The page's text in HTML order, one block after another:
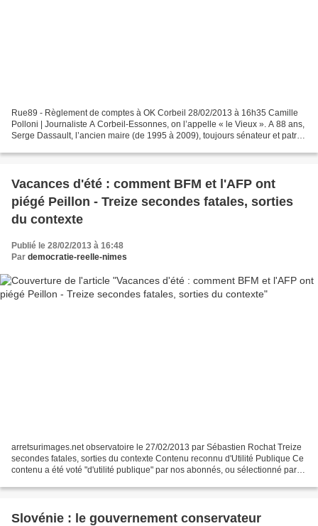
Rue89 - Règlement de comptes à OK Corbeil 28/02/2013 à 16h35 Camille
Polloni | Journaliste A Corbeil-Essonnes, on l’appelle « le Vieux ». A 88 ans,
Serge Dassault, l’ancien maire (de 1995 à 2009), toujours sénateur et patron
Vacances d'été : comment BFM et l'AFP ont
piégé Peillon - Treize secondes fatales, sorties
du contexte
Publié le 28/02/2013 à 16:48
Par democratie-reelle-nimes
arretsurimages.net observatoire le 27/02/2013 par Sébastien Rochat Treize
secondes fatales, sorties du contexte Contenu reconnu d'Utilité Publique Ce
contenu a été voté "d'utilité publique" par nos abonnés, ou sélectionné par la
Slovénie : le gouvernement conservateur